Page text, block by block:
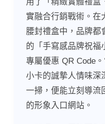
實融合行銷戰術。在
腰封禮盒中，品牌都
的「手寫感品牌祝福
專屬優惠 QR Code
小卡的誠摯人情味深
一掃，便能立刻導流
的形象入口網站。